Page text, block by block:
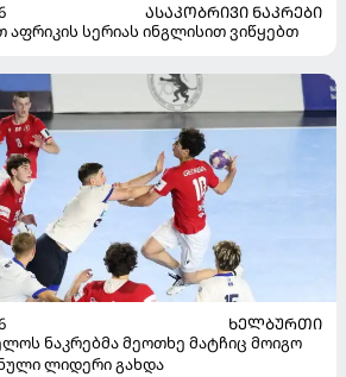
ᲐᲡᲐᲙᲝᲑᲠᲘᲕᲘ ᲜᲐᲙᲠᲔᲑᲘ
აფრიკის სერიას ინგლისით ვიწყებთ
ᲮᲔᲚᲑᲣᲠᲗᲘ
ნაკრებმა მეოთხე მატჩიც მოიგო
ლიდერი გახდა